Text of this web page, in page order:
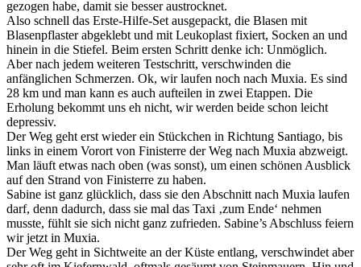
gezogen habe, damit sie besser austrocknet.
Also schnell das Erste-Hilfe-Set ausgepackt, die Blasen mit
Blasenpflaster abgeklebt und mit Leukoplast fixiert, Socken an und
hinein in die Stiefel. Beim ersten Schritt denke ich: Unmöglich.
Aber nach jedem weiteren Testschritt, verschwinden die
anfänglichen Schmerzen. Ok, wir laufen noch nach Muxia. Es sind
28 km und man kann es auch aufteilen in zwei Etappen. Die
Erholung bekommt uns eh nicht, wir werden beide schon leicht
depressiv.
Der Weg geht erst wieder ein Stückchen in Richtung Santiago, bis
links in einem Vorort von Finisterre der Weg nach Muxia abzweigt.
Man läuft etwas nach oben (was sonst), um einen schönen Ausblick
auf den Strand von Finisterre zu haben.
Sabine ist ganz glücklich, dass sie den Abschnitt nach Muxia laufen
darf, denn dadurch, dass sie mal das Taxi ‚zum Ende‘ nehmen
musste, fühlt sie sich nicht ganz zufrieden. Sabine’s Abschluss feiern
wir jetzt in Muxia.
Der Weg geht in Sichtweite an der Küste entlang, verschwindet aber